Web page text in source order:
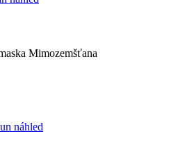
Mimozemšťana
náhled